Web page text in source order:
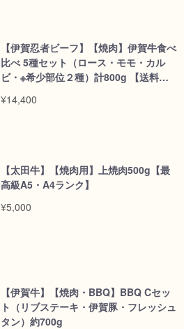
【伊賀忍者ビーフ】【焼肉】伊賀牛食べ
比べ 5種セット（ロース・モモ・カル
ビ・※希少部位２種）計800g 【送料無
¥14,400
【太田牛】【焼肉用】上焼肉500g【最
高級A5・A4ランク】
¥5,000
【伊賀牛】【焼肉・BBQ】BBQ Cセッ
ト（リブステーキ・伊賀豚・フレッシュ
タン）約700g